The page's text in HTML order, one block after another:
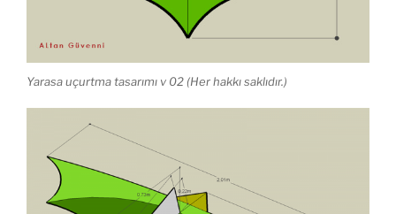
Yarasa uçurtma tasarımı v 02 (Her hakkı saklıdır.)